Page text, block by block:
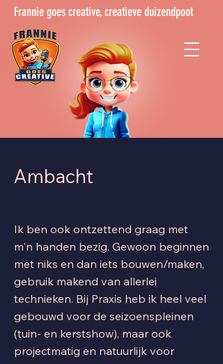
Frannie goes creative, creatieve duizendpoot
Ambacht
Ik ben ook ontzettend graag met
m'n handen bezig. Gewoon beginnen
met niks en dan iets bouwen/maken,
gebruik makend van allerlei
technieken. Bij Praxis heb ik heel veel
gebouwd voor de seizoenspleinen
(tuin- en kerstshow), maar ook
projectmatig en natuurlijk voor